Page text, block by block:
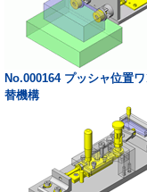
No.000164 プッシャ位置
替機構